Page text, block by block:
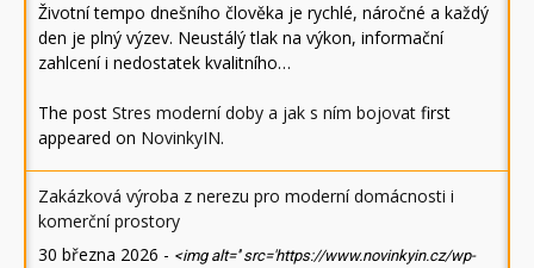
Životní tempo dnešního člověka je rychlé, náročné a každý
den je plný výzev. Neustálý tlak na výkon, informační
zahlcení i nedostatek kvalitního…
The post Stres moderní doby a jak s ním bojovat first
appeared on NovinkyIN.
Zakázková výroba z nerezu pro moderní domácnosti i
komerční prostory
30 března 2026 - <img alt='' src='https://www.novinkyin.cz/wp-